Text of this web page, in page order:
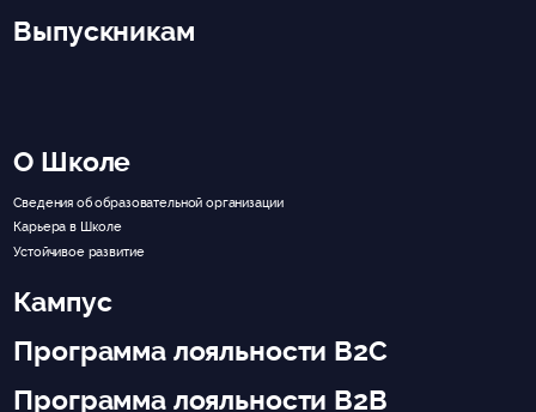
Выпускникам
О Школе
Сведения об образовательной организации
Карьера в Школе
Устойчивое развитие
Кампус
Программа лояльности B2C
Программа лояльности B2B